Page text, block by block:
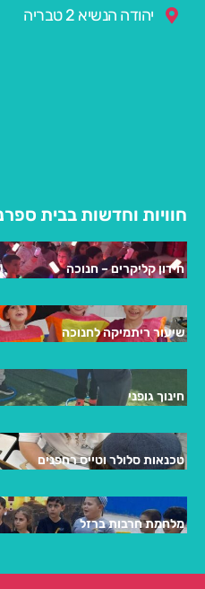
יהודה הנשיא 2 טבריה
חוויות וחדשות בבית
חידון קליקרים – חנוכה
שיעור ריתמיקה לחנוכה
חינוך גופני
טכנאות סלולר וטייס רחפנים
מלחמת חרבות ברזל